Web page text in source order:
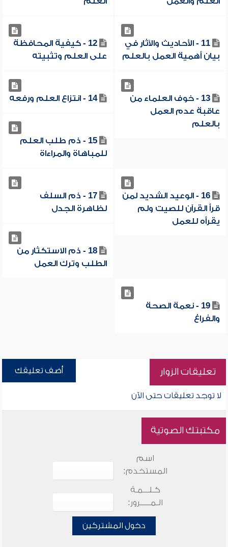
11 - الأحاديث والآثار في
بيان أهمية العمل بالعلم
12 - كيفية المحافظة
على العلم وتثبيته
13 - خوف العلماء من
عاقبة عدم العمل
بالعلم
14 - انتزاع العلم ورفعه
15 - ذم طلب العلم
للمباهاة والمراءاة
16 - الوعيد الشديد لمن
قرأ القرآن للصيت ولم
يقرأه للعمل
17 - ذم السلف
لظاهرة الجدل
18 - ذم الاستكثار من
الطلب وترك العمل
19 - نعمة الصحة
والفراغ
تعليقات الزوار أضف تعليقك
لا توجد تعليقات حتى الآن
مكتبتك الصوتية
اسم
المستخدم:
كـلـــمـة
الـمـــــرور:
دخول المشتركين